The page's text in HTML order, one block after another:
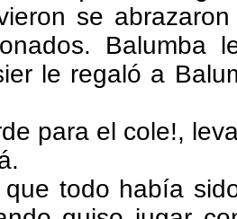
se
Balumba
le regaló a
para el cole!,
todo había